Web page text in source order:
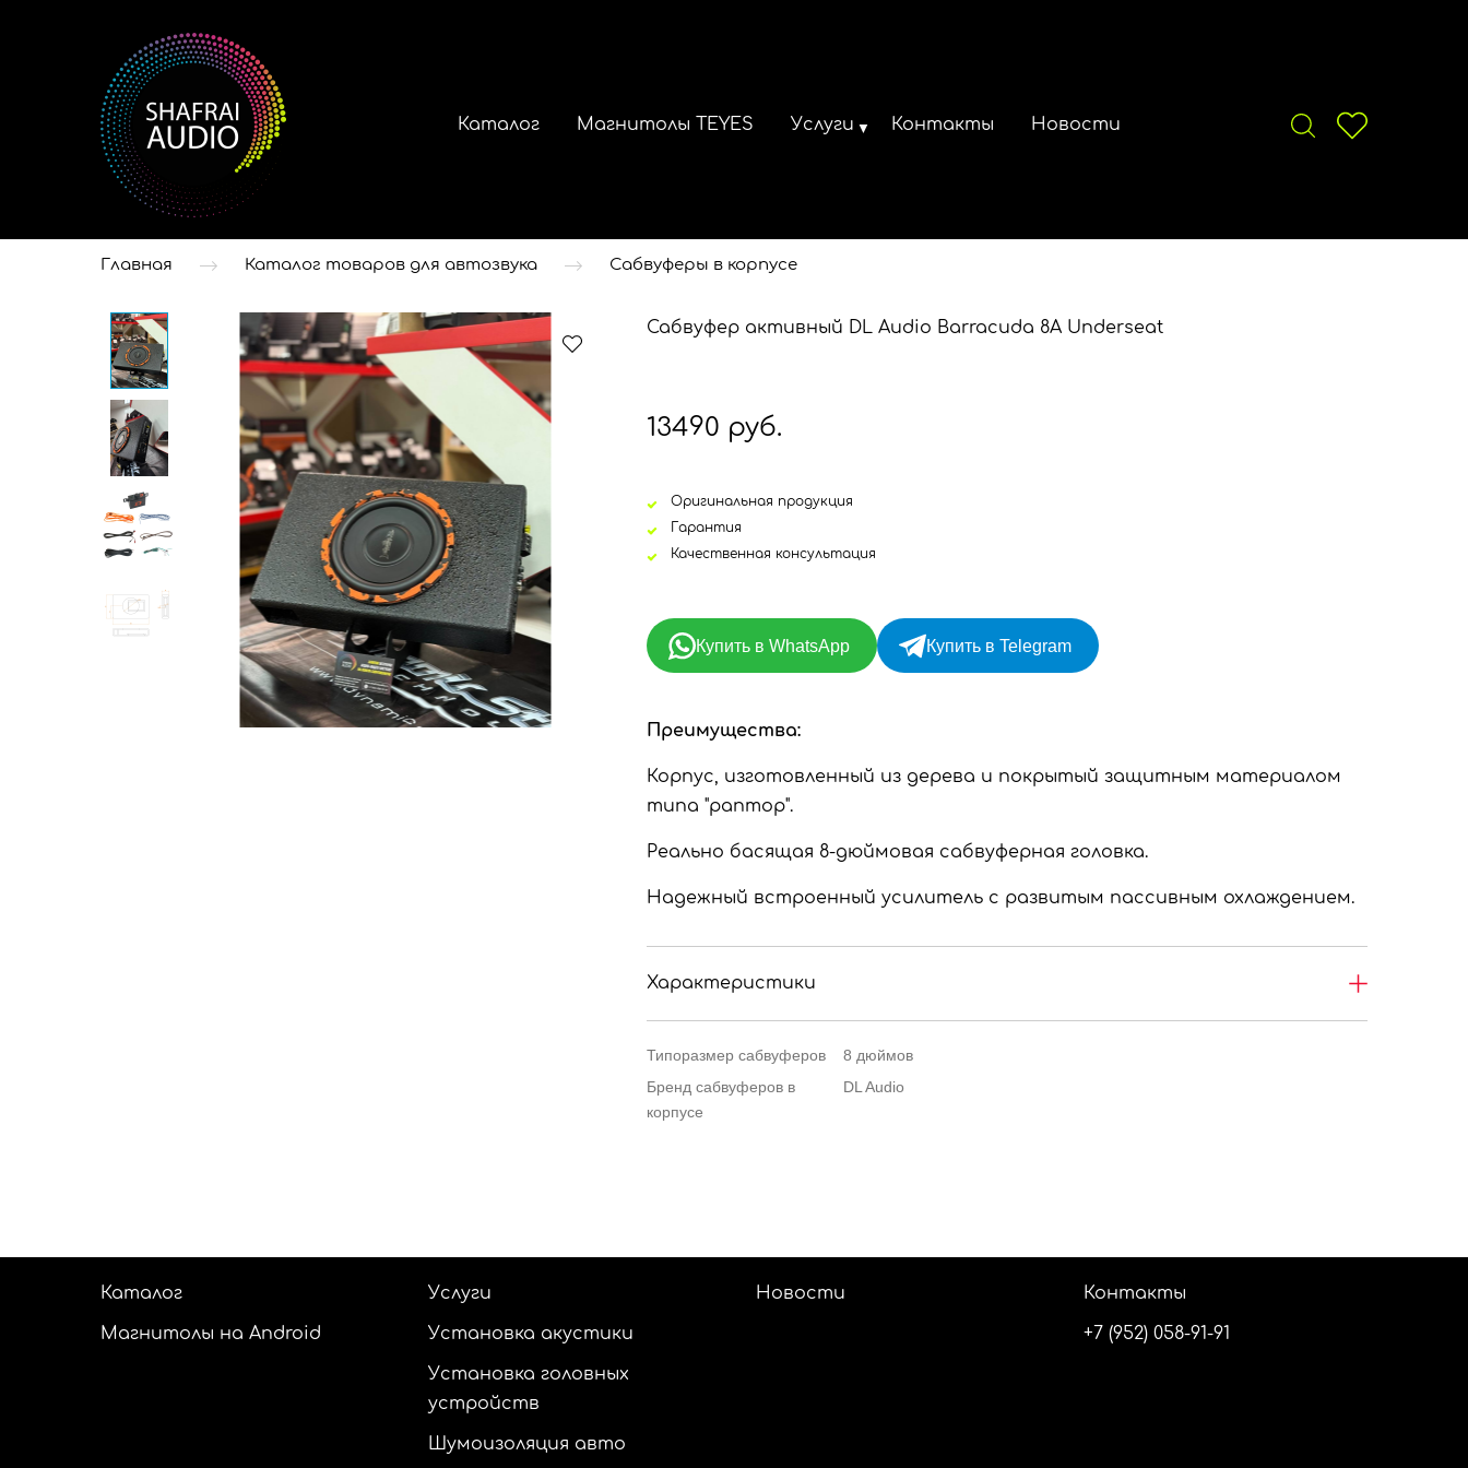
Каталог Магнитолы TEYES Услуги Контакты Новости
Главная Каталог товаров для автозвука Сабвуферы в корпусе
Сабвуфер активный DL Audio Barracuda 8A Underseat
13490 руб.
Оригинальная продукция
Гарантия
Качественная консультация
Купить в WhatsApp Купить в Telegram
Преимущества:
Корпус, изготовленный из дерева и покрытый защитным материалом
типа "раптор".
Реально басящая 8-дюймовая сабвуферная головка.
Надежный встроенный усилитель с развитым пассивным охлаждением.
Характеристики
Типоразмер сабвуферов
8 дюймов
Бренд сабвуферов в
корпусе
DL Audio
Каталог
Магнитолы на Android
Услуги
Установка акустики
Установка головных
устройств
Шумоизоляция авто
Новости Контакты
+7 (952) 058-91-91